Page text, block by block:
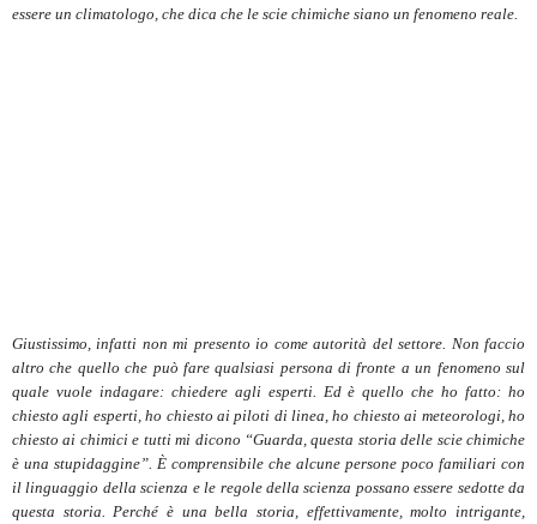
essere un climatologo, che dica che le scie chimiche siano un fenomeno reale.
Giustissimo, infatti non mi presento io come autorità del settore. Non faccio
altro che quello che può fare qualsiasi persona di fronte a un fenomeno sul
quale vuole indagare: chiedere agli esperti. Ed è quello che ho fatto: ho
chiesto agli esperti, ho chiesto ai piloti di linea, ho chiesto ai meteorologi, ho
chiesto ai chimici e tutti mi dicono “Guarda, questa storia delle scie chimiche
è una stupidaggine”. È comprensibile che alcune persone poco familiari con
il linguaggio della scienza e le regole della scienza possano essere sedotte da
questa storia. Perché è una bella storia, effettivamente, molto intrigante,